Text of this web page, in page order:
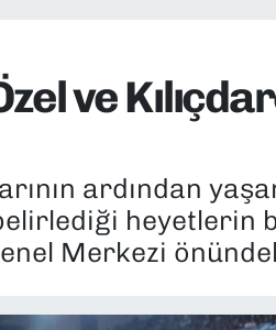
ve
ardından
belirlediği
Merkezi